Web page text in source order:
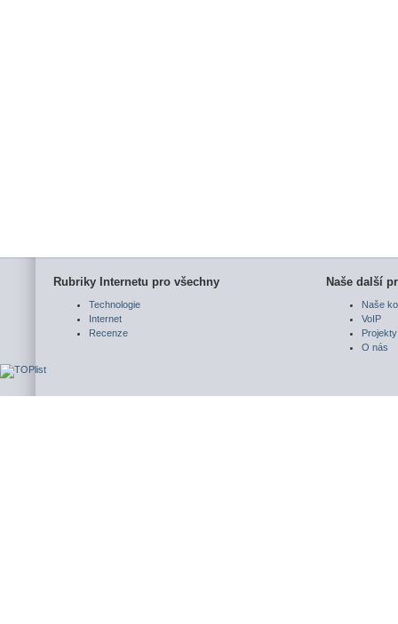
Rubriky Internetu pro všechny
Technologie
Internet
Recenze
Naše další
Naše
VoIP
Projekty
O nás